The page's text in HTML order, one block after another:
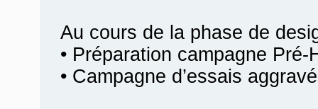
Au cours de la phase de
• Préparation campagne Pré-
• Campagne d’essais